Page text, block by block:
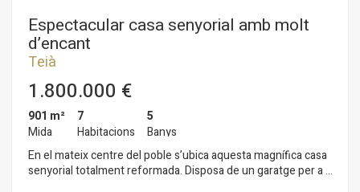
Espectacular casa senyorial amb molt
d’encant
Teià
1.800.000 €
901 m²
Mida
7
Habitacions
5
Banys
En el mateix centre del poble s’ubica aquesta magnífica casa
senyorial totalment reformada. Disposa de un garatge per a 6